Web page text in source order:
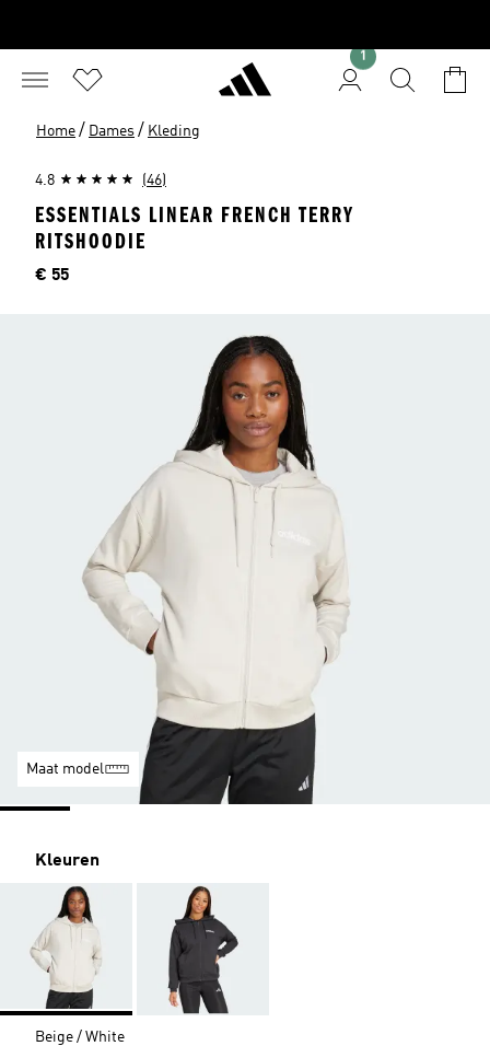
1
Home / Dames / Kleding
4.8 (46)
ESSENTIALS LINEAR FRENCH TERRY
RITSHOODIE
Price
€ 55
Maat model
Kleuren
Beige / White